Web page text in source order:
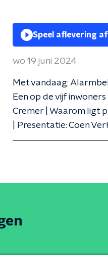
Speel aflevering af
wo 19 juni 2024
Met vandaag:
Een op de vijf
Cremer | Waarom ligt
| Presentatie: Coen